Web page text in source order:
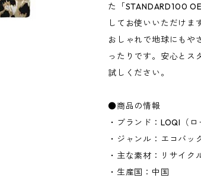
た「STANDARD100
してお使いいただけま
おしゃれで地球にもや
ったりです。安心とス
試しください。
●商品の情報
・ブランド：LOQI（
・ジャンル：エコバッ
・主な素材：リサイク
・生産国：中国